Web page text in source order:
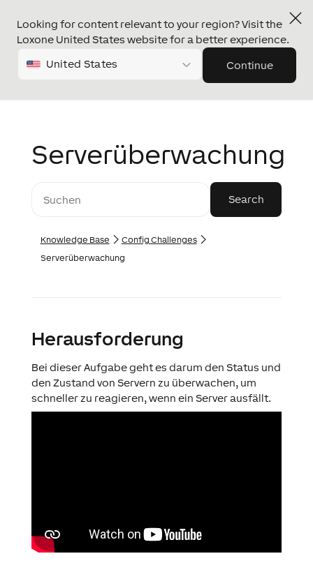
Looking for content relevant to your region? Visit the
Loxone United States website for a better experience.
United States Continue
Serverüberwachung
Knowledge Base
Config Challenges
Serverüberwachung
Herausforderung
Bei dieser Aufgabe geht es darum den Status und
den Zustand von Servern zu überwachen, um
schneller zu reagieren, wenn ein Server ausfällt.